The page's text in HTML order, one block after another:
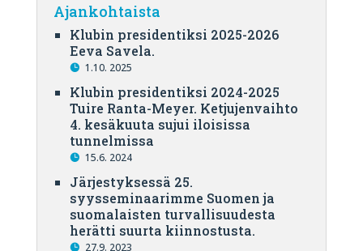
Ajankohtaista
Klubin presidentiksi 2025-2026
Eeva Savela.
1.10. 2025
Klubin presidentiksi 2024-2025
Tuire Ranta-Meyer. Ketjujenvaihto
4. kesäkuuta sujui iloisissa
tunnelmissa
15.6. 2024
Järjestyksessä 25.
syysseminaarimme Suomen ja
suomalaisten turvallisuudesta
herätti suurta kiinnostusta.
27.9. 2023